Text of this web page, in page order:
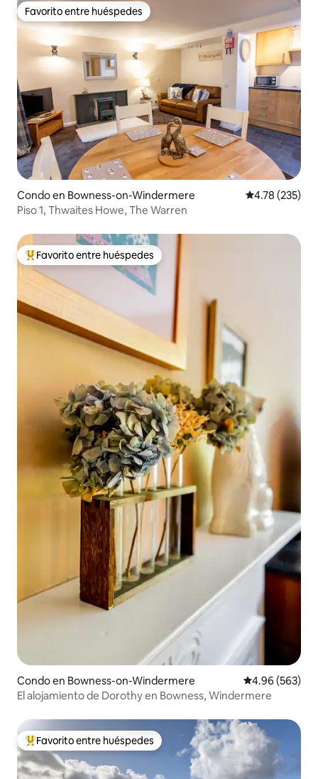
Favorito entre huéspedes
Favorito entre huéspedes
Condo en Bowness-on-Windermere Calificación
4.78 (235)
Piso 1, Thwaites Howe, The Warren
Favorito entre huéspedes preferido
Favorito entre huéspedes
Condo en Bowness-on-Windermere Calificación
4.96 (563)
El alojamiento de Dorothy en Bowness, Windermere
Favorito entre huéspedes preferido
Favorito entre huéspedes